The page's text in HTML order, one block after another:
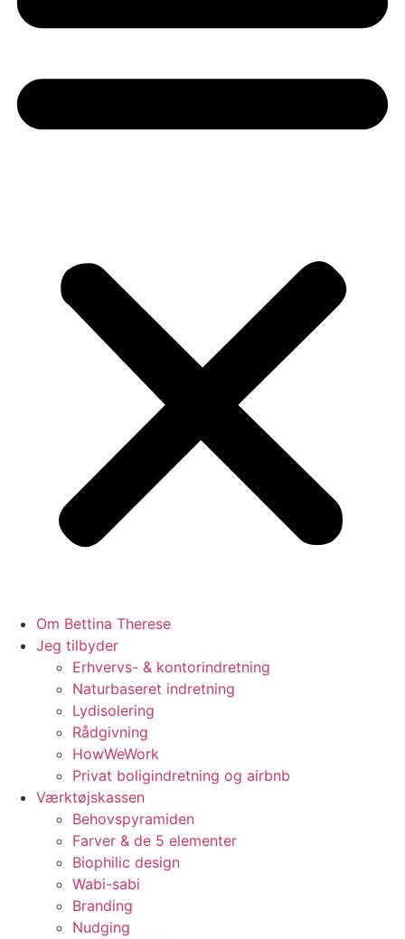
Om Bettina Therese
Jeg tilbyder
Erhvervs- & kontorindretning
Naturbaseret indretning
Lydisolering
Rådgivning
HowWeWork
Privat boligindretning og airbnb
Værktøjskassen
Behovspyramiden
Farver & de 5 elementer
Biophilic design
Wabi-sabi
Branding
Nudging